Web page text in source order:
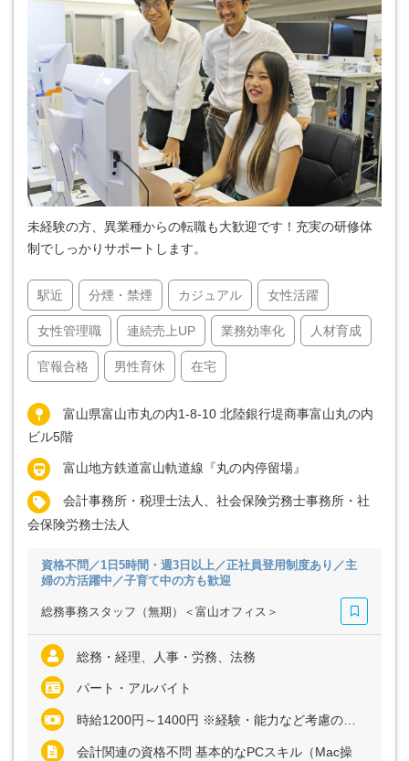
未経験の方、異業種からの転職も大歓迎です！充実の研修体
制でしっかりサポートします。
駅近 分煙・禁煙 カジュアル 女性活躍
女性管理職 連続売上UP 業務効率化 人材育成
官報合格 男性育休 在宅
富山県富山市丸の内1-8-10 北陸銀行堤商事富山丸の内
ビル5階
富山地方鉄道富山軌道線『丸の内停留場』
会計事務所・税理士法人、社会保険労務士事務所・社
会保険労務士法人
資格不問／1日5時間・週3日以上／正社員登用制度あり／主
婦の方活躍中／子育て中の方も歓迎
総務事務スタッフ（無期）＜富山オフィス＞
総務・経理、人事・労務、法務
パート・アルバイト
時給1200円～1400円 ※経験・能力など考慮の上、決定いたします
会計関連の資格不問 基本的なPCスキル（Mac操